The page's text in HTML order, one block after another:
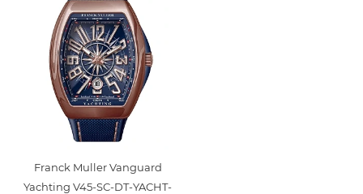
Franck Muller Vanguard
Yachting V45-SC-DT-YACHT-